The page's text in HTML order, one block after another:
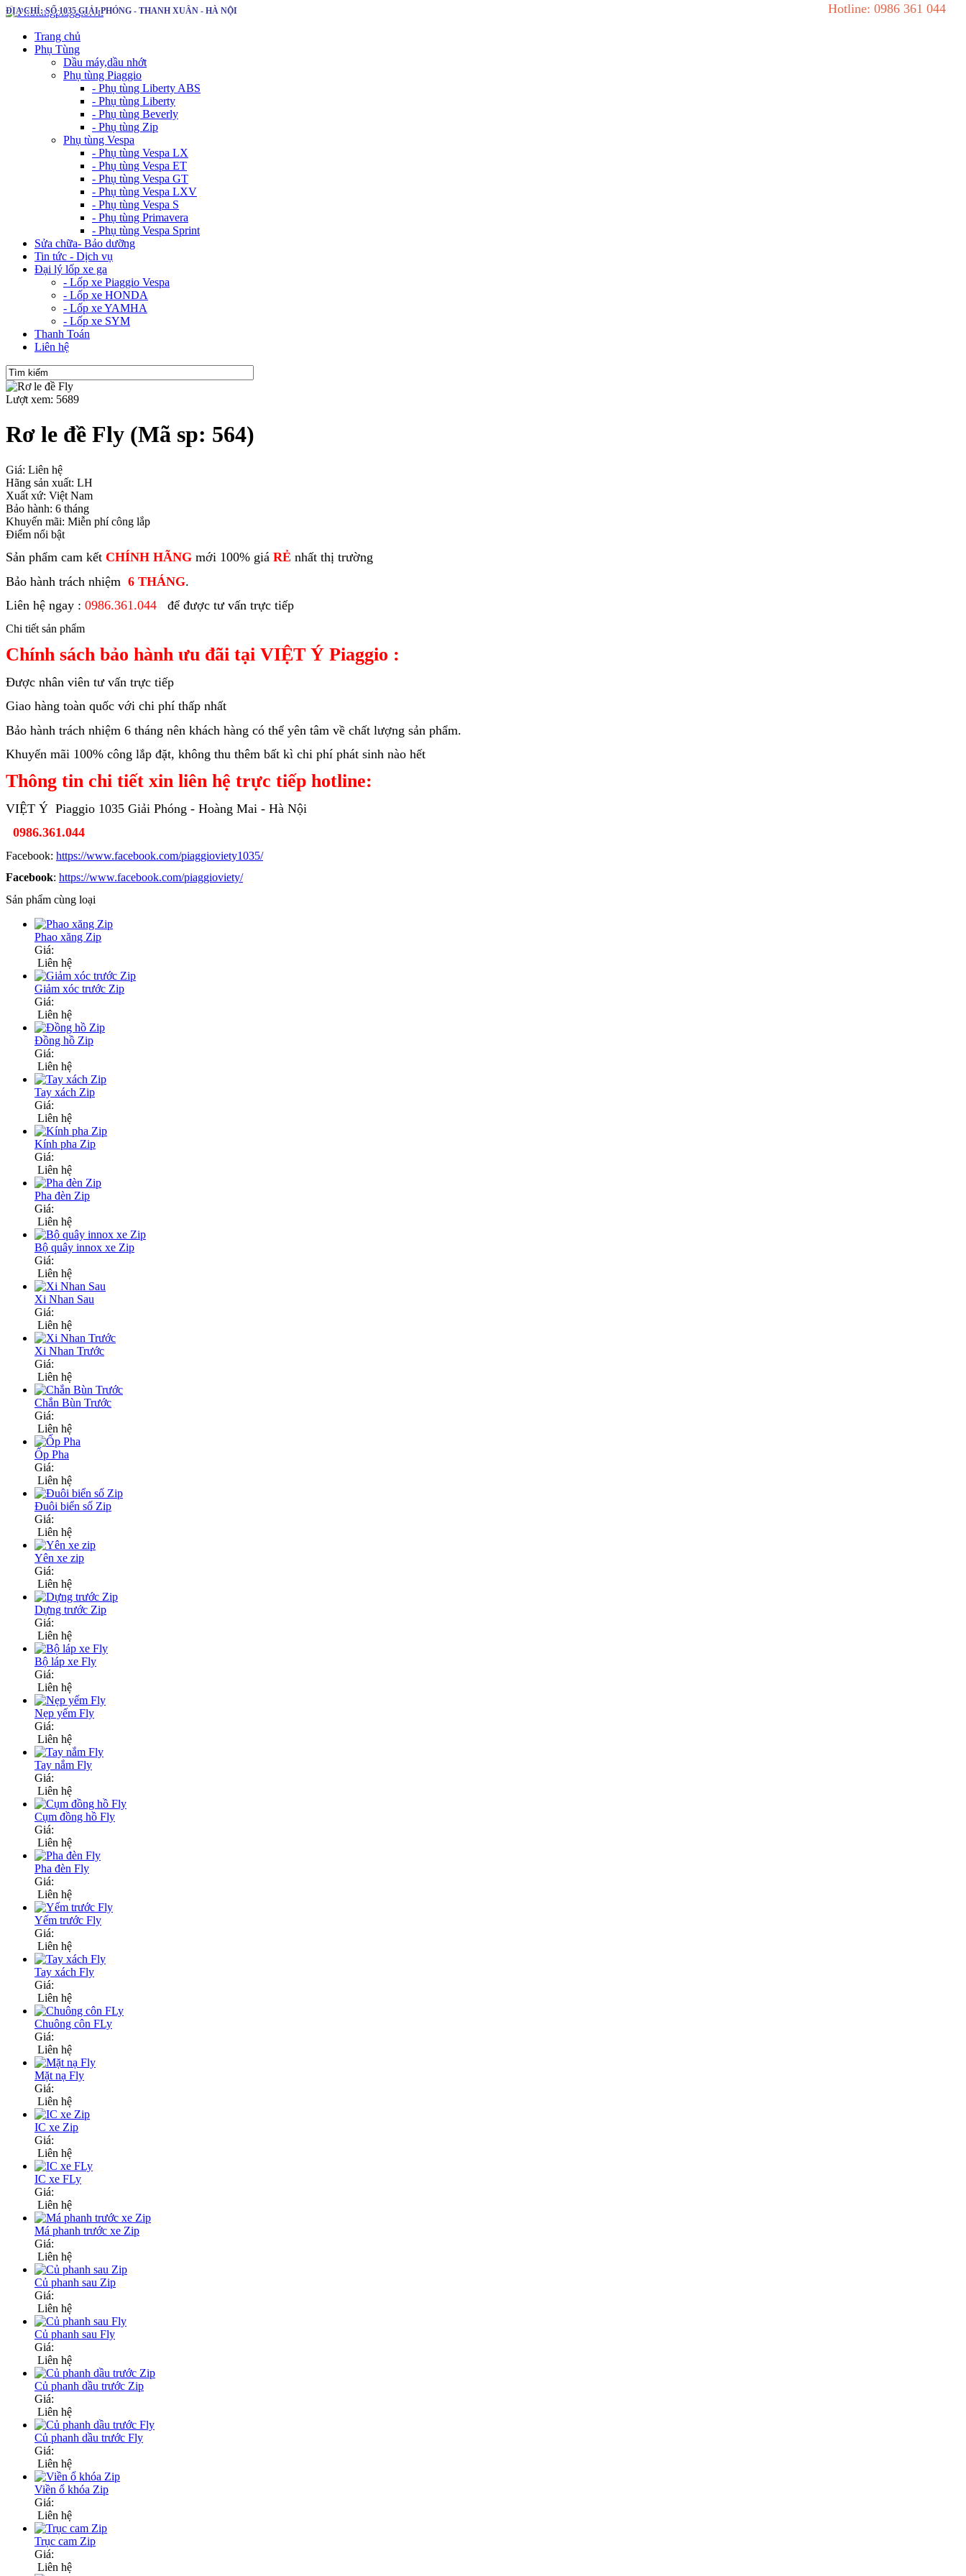
ĐỊA CHỈ: SỐ 1035 GIẢI PHÓNG - THANH XUÂN - HÀ NỘI Hotline: 0986 361 044
Trang chủ
Phụ Tùng
Dầu máy,dầu nhớt
Phụ tùng Piaggio
- Phụ tùng Liberty ABS
- Phụ tùng Liberty
- Phụ tùng Beverly
- Phụ tùng Zip
Phụ tùng Vespa
- Phụ tùng Vespa LX
- Phụ tùng Vespa ET
- Phụ tùng Vespa GT
- Phụ tùng Vespa LXV
- Phụ tùng Vespa S
- Phụ tùng Primavera
- Phụ tùng Vespa Sprint
Sửa chữa- Bảo dưỡng
Tin tức - Dịch vụ
Đại lý lốp xe ga
- Lốp xe Piaggio Vespa
- Lốp xe HONDA
- Lốp xe YAMHA
- Lốp xe SYM
Thanh Toán
Liên hệ
Lượt xem: 5689
Rơ le đề Fly (Mã sp: 564)
Giá: Liên hệ
Hãng sản xuất: LH
Xuất xứ: Việt Nam
Bảo hành: 6 tháng
Khuyến mãi: Miễn phí công lắp
Điểm nổi bật
Sản phẩm cam kết CHÍNH HÃNG mới 100% giá RẺ nhất thị trường
Bảo hành trách nhiệm 6 THÁNG.
Liên hệ ngay : 0986.361.044 để được tư vấn trực tiếp
Chi tiết sản phẩm
Chính sách bảo hành ưu đãi tại VIỆT Ý Piaggio :
Được nhân viên tư vấn trực tiếp
Giao hàng toàn quốc với chi phí thấp nhất
Bảo hành trách nhiệm 6 tháng nên khách hàng có thể yên tâm về chất lượng sản phẩm.
Khuyến mãi 100% công lắp đặt, không thu thêm bất kì chi phí phát sinh nào hết
Thông tin chi tiết xin liên hệ trực tiếp hotline:
VIỆT Ý Piaggio 1035 Giải Phóng - Hoàng Mai - Hà Nội
0986.361.044
Facebook: https://www.facebook.com/piaggioviety1035/
Facebook: https://www.facebook.com/piaggioviety/
Sản phẩm cùng loại
Phao xăng Zip
Giá:
Liên hệ
Giảm xóc trước Zip
Giá:
Liên hệ
Đồng hồ Zip
Giá:
Liên hệ
Tay xách Zip
Giá:
Liên hệ
Kính pha Zip
Giá:
Liên hệ
Pha đèn Zip
Giá:
Liên hệ
Bộ quây innox xe Zip
Giá:
Liên hệ
Xi Nhan Sau
Giá:
Liên hệ
Xi Nhan Trước
Giá:
Liên hệ
Chắn Bùn Trước
Giá:
Liên hệ
Ốp Pha
Giá:
Liên hệ
Đuôi biển số Zip
Giá:
Liên hệ
Yên xe zip
Giá:
Liên hệ
Dựng trước Zip
Giá:
Liên hệ
Bộ láp xe Fly
Giá:
Liên hệ
Nẹp yếm Fly
Giá:
Liên hệ
Tay nắm Fly
Giá:
Liên hệ
Cụm đồng hồ Fly
Giá:
Liên hệ
Pha đèn Fly
Giá:
Liên hệ
Yếm trước Fly
Giá:
Liên hệ
Tay xách Fly
Giá:
Liên hệ
Chuông côn FLy
Giá:
Liên hệ
Mặt nạ Fly
Giá:
Liên hệ
IC xe Zip
Giá:
Liên hệ
IC xe FLy
Giá:
Liên hệ
Má phanh trước xe Zip
Giá:
Liên hệ
Củ phanh sau Zip
Giá:
Liên hệ
Củ phanh sau Fly
Giá:
Liên hệ
Củ phanh dầu trước Zip
Giá:
Liên hệ
Củ phanh dầu trước Fly
Giá:
Liên hệ
Viền ổ khóa Zip
Giá:
Liên hệ
Trục cam Zip
Giá:
Liên hệ